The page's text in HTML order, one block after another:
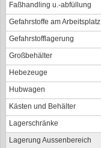
Faßhandling u.-abfüllung
Gefahrstoffe am Arbeitsplatz
Gefahrstofflagerung
Großbehälter
Hebezeuge
Hubwagen
Kästen und Behälter
Lagerschränke
Lagerung Aussenbereich